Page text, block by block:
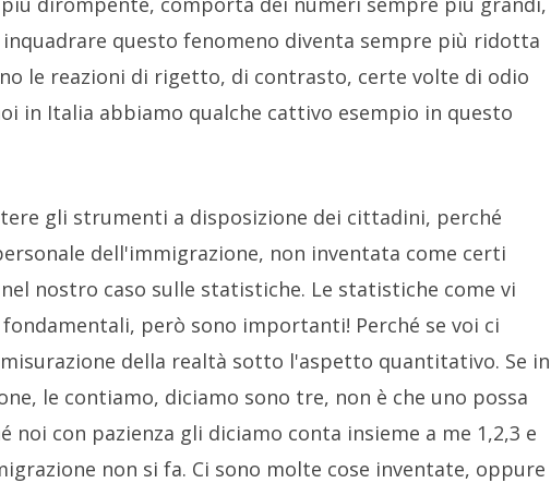
questo fenomeno diventa sempre più ridotta
le reazioni di rigetto, di contrasto, certe volte di odio
in Italia abbiamo qualche cattivo esempio in questo
gli strumenti a disposizione dei cittadini, perché
dell'immigrazione, non inventata come certi
nostro caso sulle statistiche. Le statistiche come vi
però sono importanti! Perché se voi ci
della realtà sotto l'aspetto quantitativo. Se in
le contiamo, diciamo sono tre, non è che uno possa
noi con pazienza gli diciamo conta insieme a me 1,2,3 e
non si fa. Ci sono molte cose inventate, oppure